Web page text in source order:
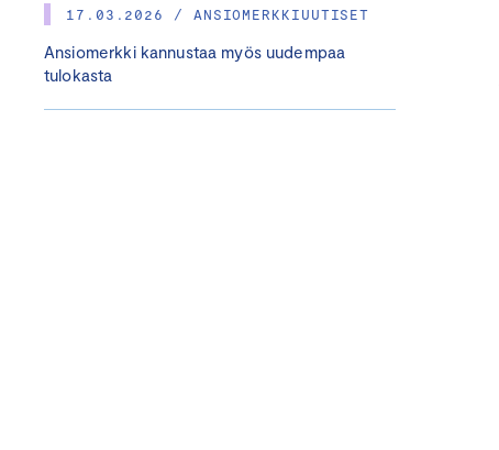
17.03.2026 / ANSIOMERKKIUUTISET
Ansiomerkki kannustaa myös uudempaa
tulokasta